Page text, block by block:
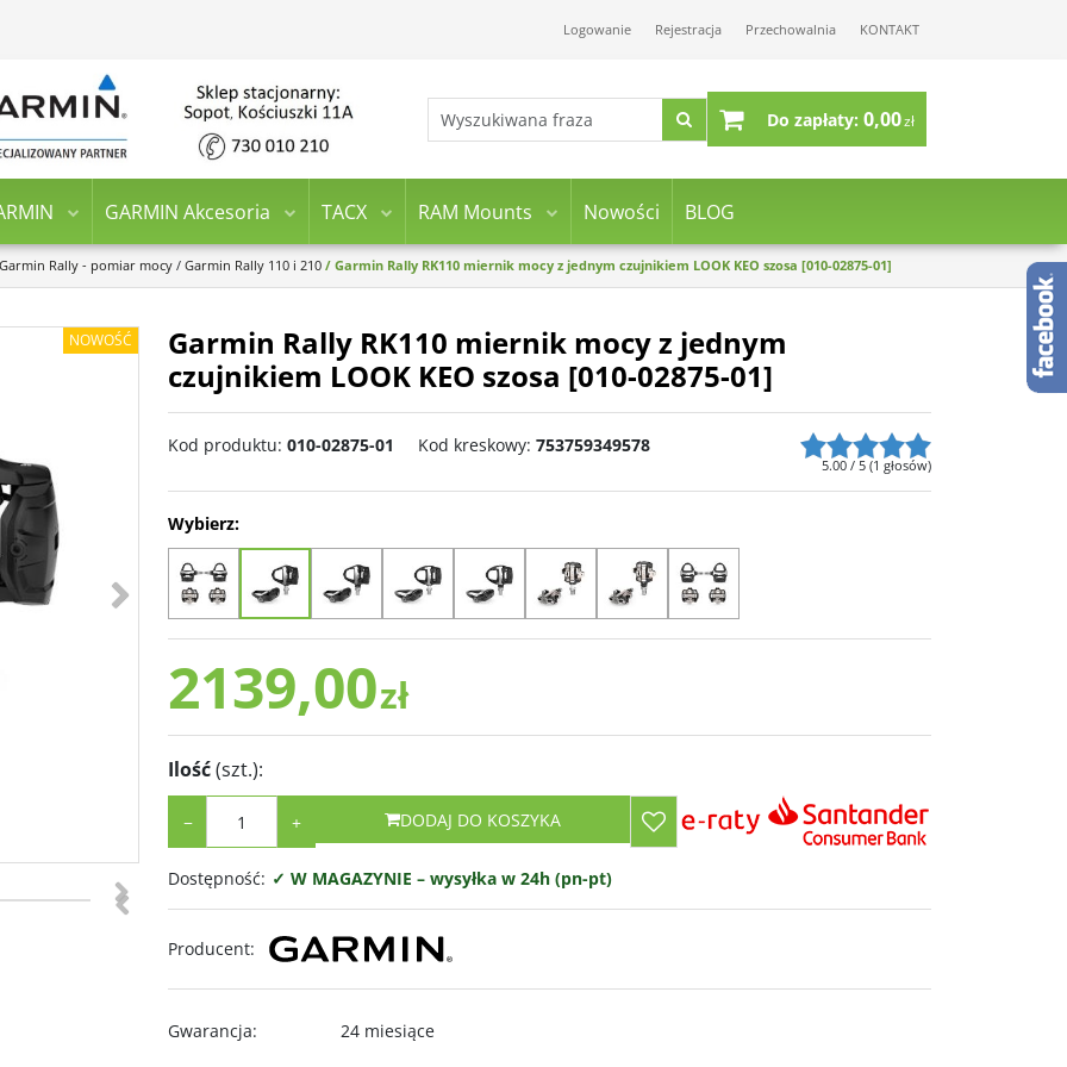
Logowanie Rejestracja Przechowalnia KONTAKT
Do zapłaty: 0,00zł
GARMIN Akcesoria TACX RAM Mounts Nowości BLOG
Garmin Rally - pomiar mocy / Garmin Rally 110 i 210 / Garmin Rally RK110 miernik mocy z jednym czujnikiem LOOK KEO szosa [010-02875-01]
NOWOŚĆ
<
Garmin Rally RK110 miernik mocy z jednym
czujnikiem LOOK KEO szosa [010-02875-01]
Kod produktu: 010-02875-01 Kod kreskowy: 753759349578
5.00 / 5 (1 głosów)
Wybierz:
2139,00zł
Ilość(szt.):
− + DODAJ DO KOSZYKA
Dostępność: ✓ W MAGAZYNIE – wysyłka w 24h (pn-pt)
Producent:
Gwarancja: 24 miesiące